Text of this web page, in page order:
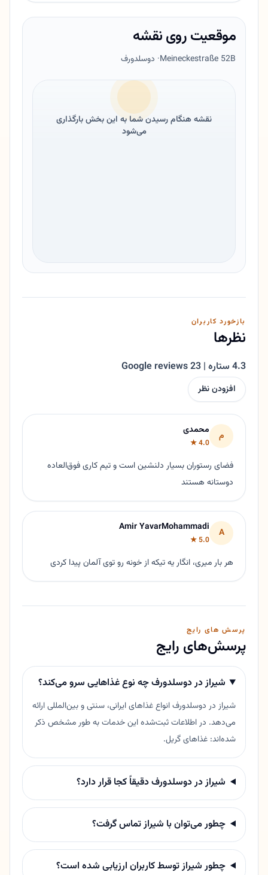
موقعیت روی نقشه
Meineckestraße 52B· دوسلدورف
نقشه هنگام رسیدن شما به این بخش بارگذاری
می‌شود
بازخورد کاربران
نظرها
4.3 ستاره | 23 Google reviews
افزودن نظر
م محمدی
4.0 ★
فضای رستوران بسیار دلنشین است و تیم کاری فوق‌العاده
دوستانه هستند
A
Amir YavarMohammadi
5.0 ★
هر بار میری، انگار یه تیکه از خونه رو توی آلمان پیدا کردی
پرسش های رایج
پرسش‌های رایج
شیراز در دوسلدورف چه نوع غذاهایی سرو می‌کند؟
شیراز در دوسلدورف انواع غذاهای ایرانی، سنتی و بین‌المللی ارائه
می‌دهد. در اطلاعات ثبت‌شده این خدمات به طور مشخص ذکر
شده‌اند: غذاهای گریل.
شیراز در دوسلدورف دقیقاً کجا قرار دارد؟
چطور می‌توان با شیراز تماس گرفت؟
چطور شیراز توسط کاربران ارزیابی شده است؟